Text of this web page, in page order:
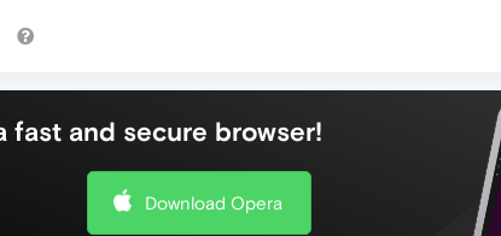
fast and secure browser!
Download Opera